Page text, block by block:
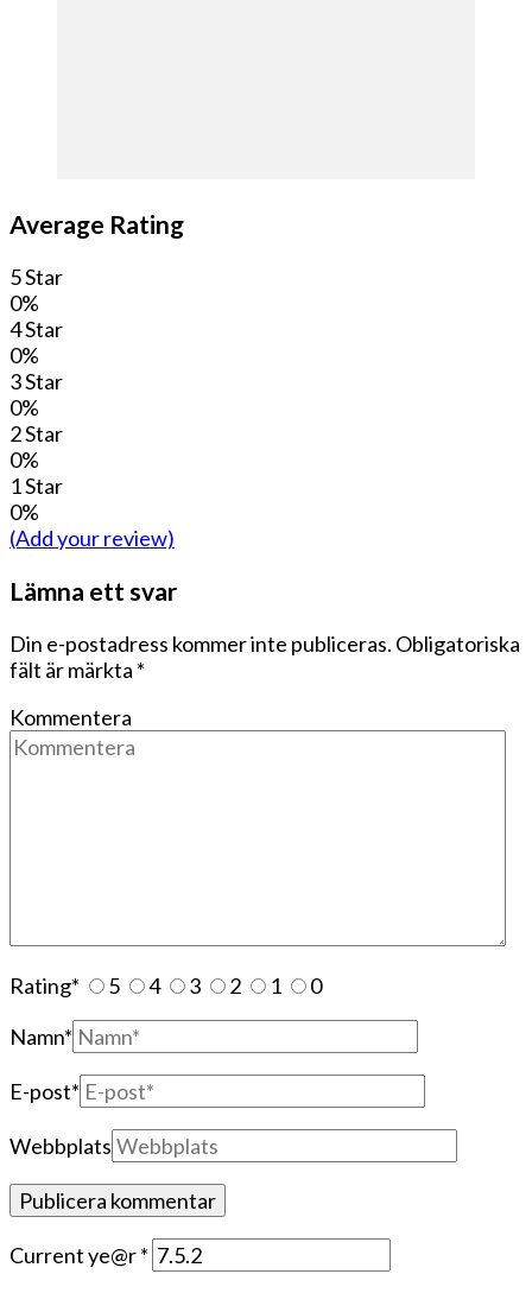
Average Rating
5 Star
0%
4 Star
0%
3 Star
0%
2 Star
0%
1 Star
0%
(Add your review)
Lämna ett svar
Din e-postadress kommer inte publiceras. Obligatoriska
fält är märkta *
Kommentera
Rating* 5 4 3 2 1
0
Namn*
E-post*
Webbplats
Current ye@r*